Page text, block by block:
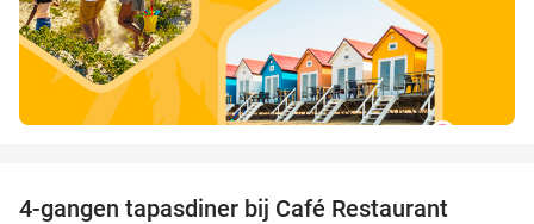
4-gangen tapasdiner bij Café Restaurant